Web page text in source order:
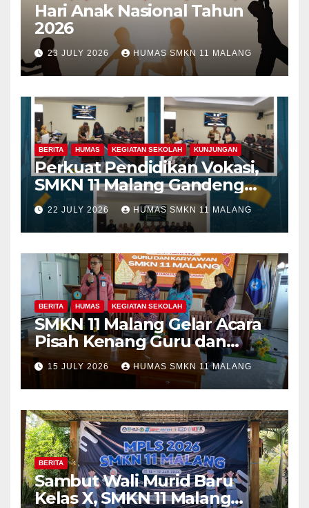
Hari Anak Nasional Tahun
2026
23 JULY 2026 HUMAS SMKN 11 MALANG
BERITA HUMAS KEGIATAN SEKOLAH KUNJUNGAN
Perkuat Pendidikan Vokasi,
SMKN 11 Malang Gandeng
Fakultas Teknik Universitas
Merdeka Malang dalam
Program Kolaboratif
22 JULY 2026 HUMAS SMKN 11 MALANG
BERITA HUMAS KEGIATAN SEKOLAH
SMKN 11 Malang Gelar Acara
Pisah Kenang Guru dan
Tenaga Kependidikan yang
Purna Tugas dan Mutasi
Tugas
15 JULY 2026 HUMAS SMKN 11 MALANG
BERITA
Sambut Wali Murid Baru
Kelas X, SMKN 11 Malang